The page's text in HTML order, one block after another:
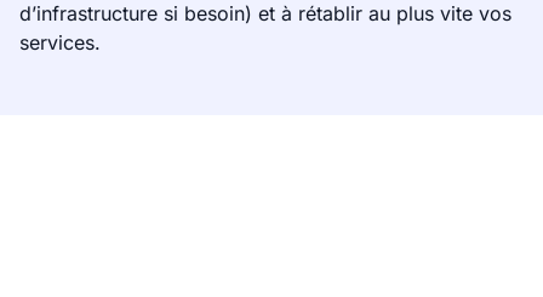
d’infrastructure si besoin) et à rétablir au plus vite vos
services.